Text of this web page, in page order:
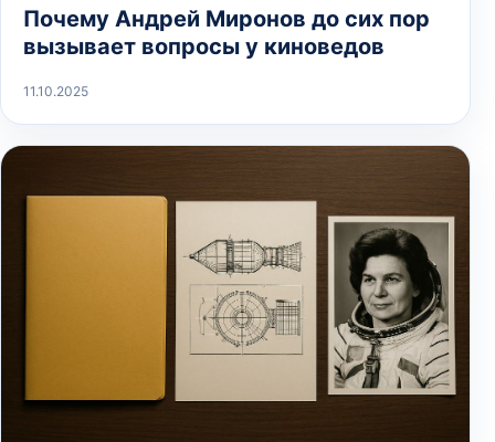
Почему Андрей Миронов до сих пор
вызывает вопросы у киноведов
11.10.2025